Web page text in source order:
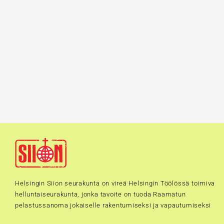
Helsingin Siion seurakunta on vireä Helsingin Töölössä toimiva
helluntaiseurakunta, jonka tavoite on tuoda Raamatun
pelastussanoma jokaiselle rakentumiseksi ja vapautumiseksi